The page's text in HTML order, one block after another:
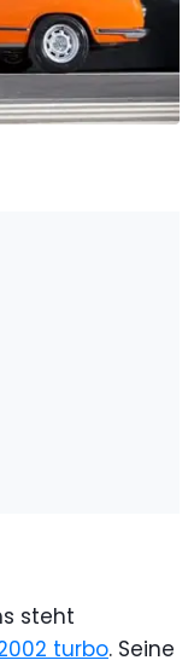
steht
turbo. Seine